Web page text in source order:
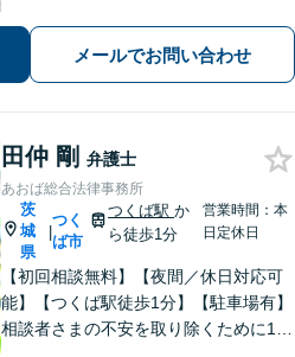
育費など幅広いトラブルに対応【相
続・遺言】残された借金・不動産に困
っていませんか？
メールでお問い合わせ
田仲 剛 弁護士
あおば総合法律事務所
茨
城
県
|
つく
ば市
つくば駅か
ら徒歩1分
営業時間：本
日定休日
【初回相談無料】【夜間／休日対応可
能】【つくば駅徒歩1分】【駐車場有】
相談者さまの不安を取り除くために1件